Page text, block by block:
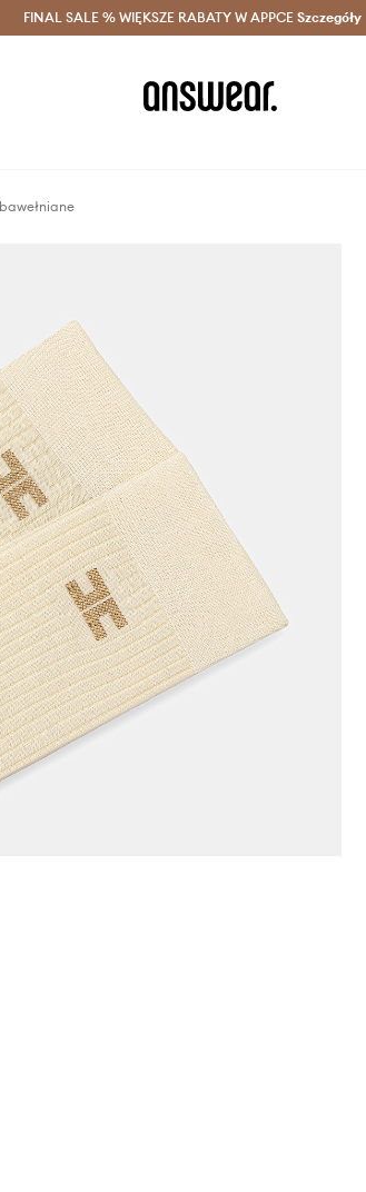
z Answear Club > Dostawa nawet w 24h >
FINAL SALE % WIĘKSZE RABATY W APPCE Szczegóły